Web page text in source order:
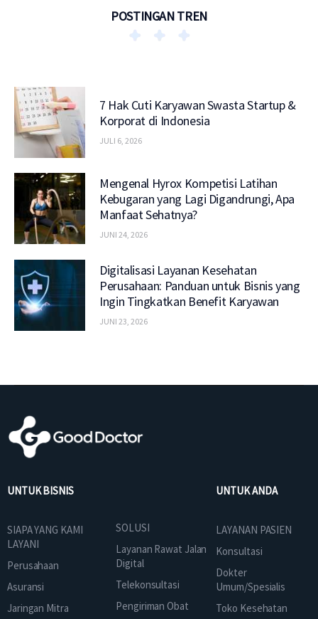
POSTINGAN TREN
7 Hak Cuti Karyawan Swasta Startup &
Korporat di Indonesia
JULI 6, 2026
Mengenal Hyrox Kompetisi Latihan
Kebugaran yang Lagi Digandrungi, Apa
Manfaat Sehatnya?
JUNI 24, 2026
Digitalisasi Layanan Kesehatan
Perusahaan: Panduan untuk Bisnis yang
Ingin Tingkatkan Benefit Karyawan
JUNI 23, 2026
UNTUK BISNIS
SIAPA YANG KAMI
LAYANI
Perusahaan
Asuransi
Jaringan Mitra
SOLUSI
Layanan Rawat Jalan
Digital
Telekonsultasi
Pengiriman Obat
UNTUK ANDA
LAYANAN PASIEN
Konsultasi
Dokter
Umum/Spesialis
Toko Kesehatan